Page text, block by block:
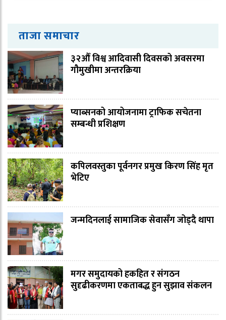
ताजा समाचार
३२औँ विश्व आदिवासी दिवसको अवसरमा
गौमुखीमा अन्तरक्रिया
प्याब्सनको आयोजनामा ट्राफिक सचेतना
सम्बन्धी प्रशिक्षण
कपिलवस्तुका पूर्वनगर प्रमुख किरण सिंह मृत
भेटिए
जन्मदिनलाई सामाजिक सेवासँग जोड्दै थापा
मगर समुदायको हकहित र संगठन
सुदृढीकरणमा एकताबद्ध हुन सुझाव संकलन